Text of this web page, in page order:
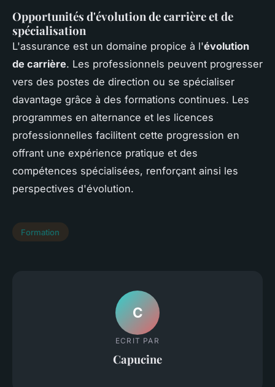
Opportunités d'évolution de carrière et de
spécialisation
L'assurance est un domaine propice à l'évolution
de carrière. Les professionnels peuvent progresser
vers des postes de direction ou se spécialiser
davantage grâce à des formations continues. Les
programmes en alternance et les licences
professionnelles facilitent cette progression en
offrant une expérience pratique et des
compétences spécialisées, renforçant ainsi les
perspectives d'évolution.
Formation
C
ECRIT PAR
Capucine